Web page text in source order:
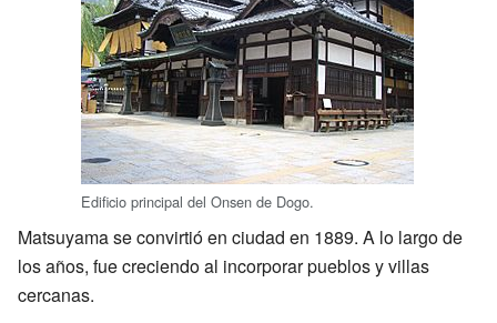
Edificio principal del Onsen de Dogo.
Matsuyama se convirtió en ciudad en 1889. A lo largo de
los años, fue creciendo al incorporar pueblos y villas
cercanas.